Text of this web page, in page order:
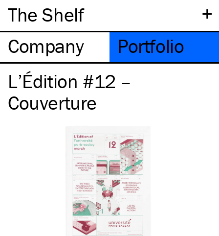
+
The Shelf
Company
Portfolio
L’Édition #12 –
Couverture